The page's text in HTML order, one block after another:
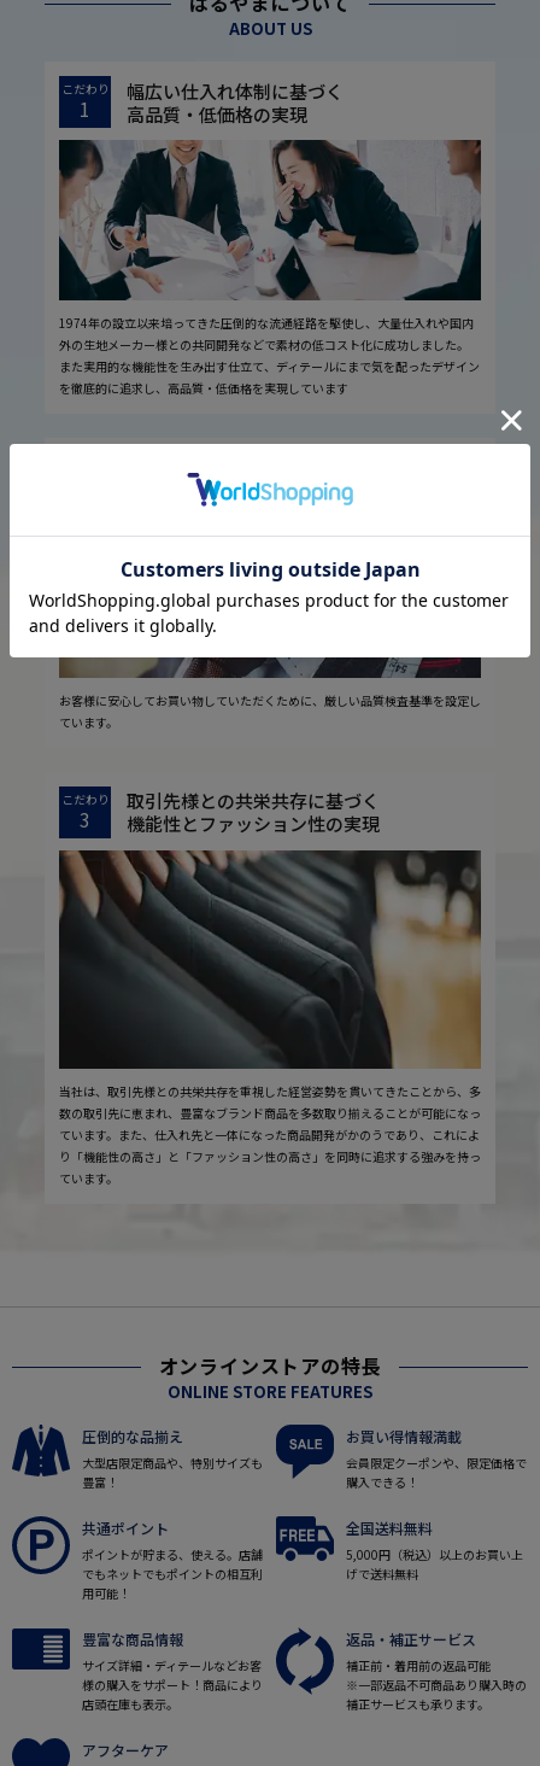
ABOUT US
こだわり
1
幅広い仕入れ体制に基づく
高品質・低価格の実現
1974年の設立以来培ってきた圧倒的な流通経路を駆使し、大量仕入れや国内
外の生地メーカー様との共同開発などで素材の低コスト化に成功しました。
また実用的な機能性を生み出す仕立て、ディテールにまで気を配ったデザイン
を徹底的に追求し、高品質・低価格を実現しています
厳しい品質管理体制に基づく
安心の実現
お客様に安心してお買い物していただくために、厳しい品質検査基準を設定し
ています。
こだわり
3
取引先様との共栄共存に基づく
機能性とファッション性の実現
当社は、取引先様との共栄共存を重視した経営姿勢を貫いてきたことから、多
数の取引先に恵まれ、豊富なブランド商品を多数取り揃えることが可能になっ
ています。また、仕入れ先と一体になった商品開発がかのうであり、これによ
り「機能性の高さ」と「ファッション性の高さ」を同時に追求する強みを持っ
ています。
オンラインストアの特長
ONLINE STORE FEATURES
圧倒的な品揃え
大型店限定商品や、特別サイズも
豊富！
お買い得情報満載
会員限定クーポンや、限定価格で
購入できる！
共通ポイント
ポイントが貯まる、使える。店舗
でもネットでもポイントの相互利
用可能！
全国送料無料
5,000円（税込）以上のお買い上
げで送料無料
豊富な商品情報
サイズ詳細・ディテールなどお客
様の購入をサポート！商品により
店頭在庫も表示。
返品・補正サービス
補正前・着用前の返品可能
※一部返品不可商品あり購入時の
補正サービスも承ります。
アフターケア